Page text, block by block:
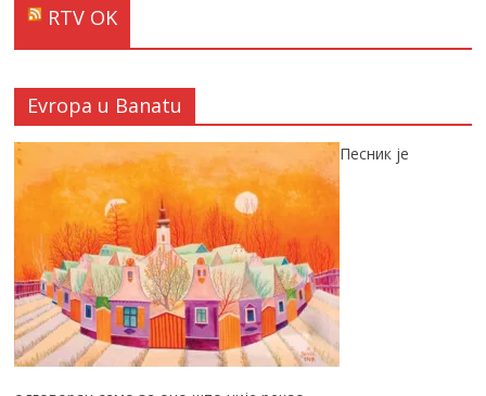
RTV OK
Evropa u Banatu
Песник је